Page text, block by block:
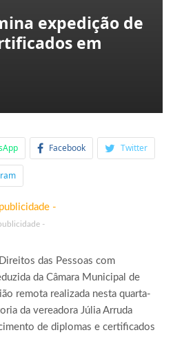
expedição de
em
Facebook Twitter
-
das Pessoas com
da Câmara Municipal de
remota realizada nesta quarta-
da vereadora Júlia Arruda
de diplomas e certificados